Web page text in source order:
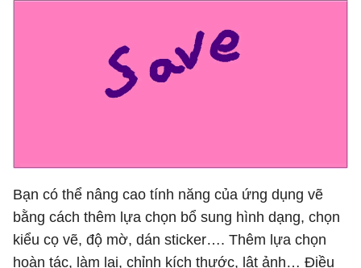
Bạn có thể nâng cao tính năng của ứng dụng vẽ
bằng cách thêm lựa chọn bổ sung hình dạng, chọn
kiểu cọ vẽ, độ mờ, dán sticker…. Thêm lựa chọn
hoàn tác, làm lại, chỉnh kích thước, lật ảnh… Điều